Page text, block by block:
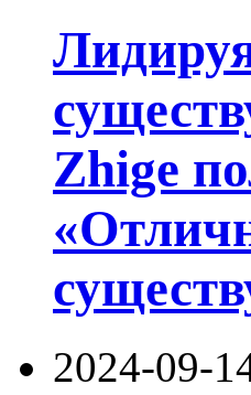
Zhige
2024-09-